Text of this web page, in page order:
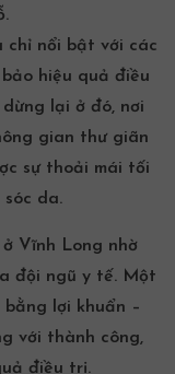
chỉ nổi bật với các
hiệu quả điều
lại ở đó, nơi
gian thư giãn
sự thoải mái tối
sóc da.
ở Vĩnh Long nhờ
đội ngũ y tế. Một
lợi khuẩn –
với thành công,
điều trị.